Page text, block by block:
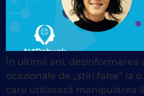
În ultimii ani, dezinformarea
ocazionale de „știri false” la
care utilizează manipularea